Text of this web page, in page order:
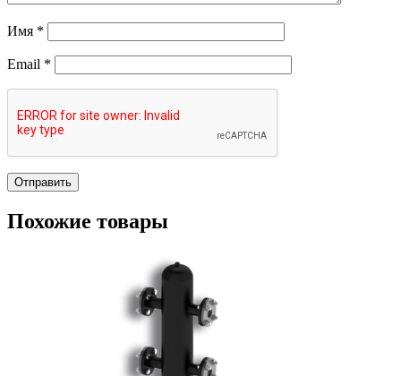
Имя *
Email *
Похожие товары